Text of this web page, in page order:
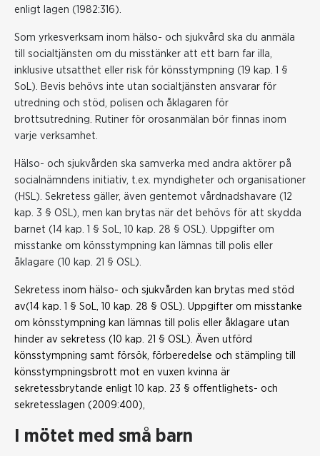
enligt lagen (1982:316).
Som yrkesverksam inom hälso- och sjukvård ska du anmäla
till socialtjänsten om du misstänker att ett barn far illa,
inklusive utsatthet eller risk för könsstympning (19 kap. 1 §
SoL). Bevis behövs inte utan socialtjänsten ansvarar för
utredning och stöd, polisen och åklagaren för
brottsutredning. Rutiner för orosanmälan bör finnas inom
varje verksamhet.
Hälso- och sjukvården ska samverka med andra aktörer på
socialnämndens initiativ, t.ex. myndigheter och organisationer
(HSL). Sekretess gäller, även gentemot vårdnadshavare (12
kap. 3 § OSL), men kan brytas när det behövs för att skydda
barnet (14 kap. 1 § SoL, 10 kap. 28 § OSL). Uppgifter om
misstanke om könsstympning kan lämnas till polis eller
åklagare (10 kap. 21 § OSL).
Sekretess inom hälso- och sjukvården kan brytas med stöd
av(14 kap. 1 § SoL, 10 kap. 28 § OSL). Uppgifter om misstanke
om könsstympning kan lämnas till polis eller åklagare utan
hinder av sekretess (10 kap. 21 § OSL). Även utförd
könsstympning samt försök, förberedelse och stämpling till
könsstympningsbrott mot en vuxen kvinna är
sekretessbrytande enligt 10 kap. 23 § offentlighets- och
sekretesslagen (2009:400),
I mötet med små barn